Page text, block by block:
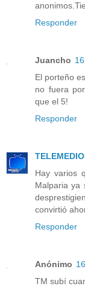
Responder
Juancho
El porteño
no fuera
que el 5!
Responder
Hay varios
Malparia ya
convirtió
Responder
Anónimo
TM subí